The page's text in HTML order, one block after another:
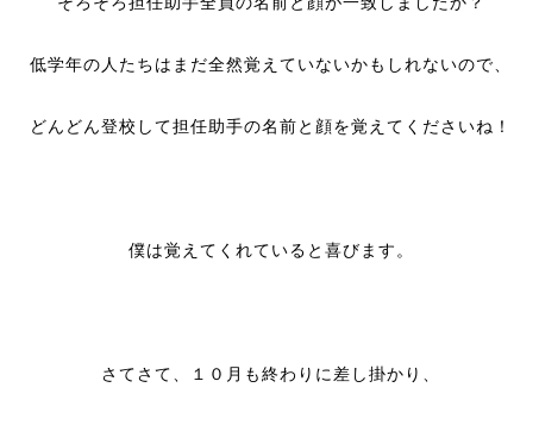
低学年の人たちはまだ全然覚えていないかもしれないので、
どんどん登校して担任助手の名前と顔を覚えてくださいね！
僕は覚えてくれていると喜びます。
さてさて、１０月も終わりに差し掛かり、